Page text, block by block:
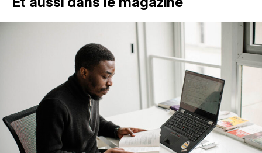
ESPACES DE PRATIQUE ARTISTIQUE ↓
Recherche